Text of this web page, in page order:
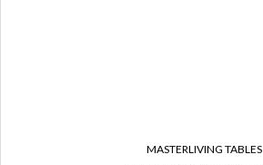
MASTERLIVING TABLES